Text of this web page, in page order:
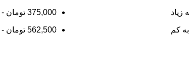
زیاد
کم
375,000 تومان -
562,500 تومان -